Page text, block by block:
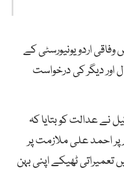
اردو یونیورسٹی کے
اور دیگر کی درخواست
نے عدالت کو بتایا کہ
پر احمد علی ملازمت پر
تعمیراتی ٹھیکے اپنی بہن